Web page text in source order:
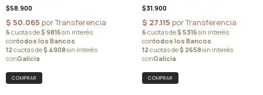
$58.900 $31.900